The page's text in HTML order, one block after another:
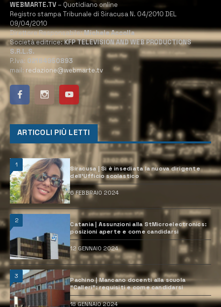
WEBMARTE.TV – Quotidiano online
Registro stampa Tribunale di Siracusa N. 04/2010 DEL
09/04/2010
Direttore Responsabile:Michele Accolla
Società editrice:KFP TELEVISION AND WEB PRODUCTIONS
S.R.L.S.
P.Iva: 02184950893
mail: redazione@webmarte.tv
ARTICOLI PIÙ LETTI
1
Siracusa | Si è insediata la nuova dirigente
dell’Ufficio scolastico
6 FEBBRAIO 2024
2
Catania | Assunzioni alla StMicroelectronics:
posizioni aperte e come candidarsi
12 GENNAIO 2024
3
Pachino | Mancano docenti alla scuola
“Calleri”: requisiti e come candidarsi
18 GENNAIO 2024